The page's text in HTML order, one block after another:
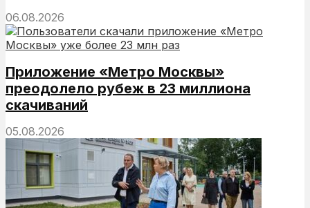
06.08.2026
Приложение «Метро Москвы»
преодолело рубеж в 23 миллиона
скачиваний
05.08.2026